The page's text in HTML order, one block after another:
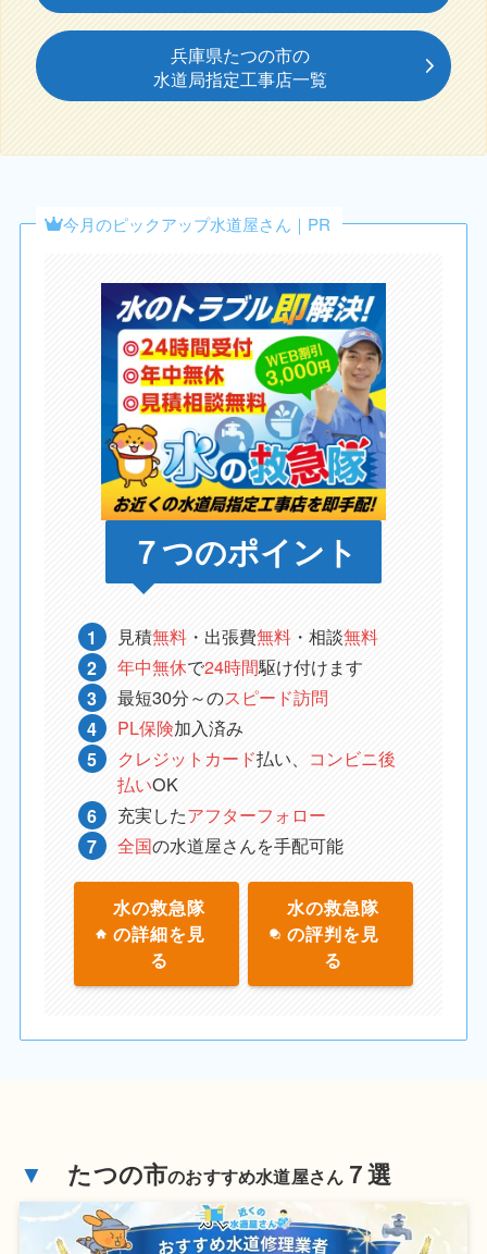
兵庫県たつの市の
水道局指定工事店一覧
今月のピックアップ水道屋さん｜PR
７つのポイント
見積無料 ・出張費無料 ・相談無料
年中無休で24時間駆け付けます
最短30分～のスピード訪問
PL保険加入済み
クレジットカード払い、 コンビニ後
払いOK
充実したアフターフォロー
全国の水道屋さんを手配可能
水の救急隊
の詳細を見
る
水の救急隊
の評判を見
る
▼ たつの市のおすすめ水道屋さん ７選